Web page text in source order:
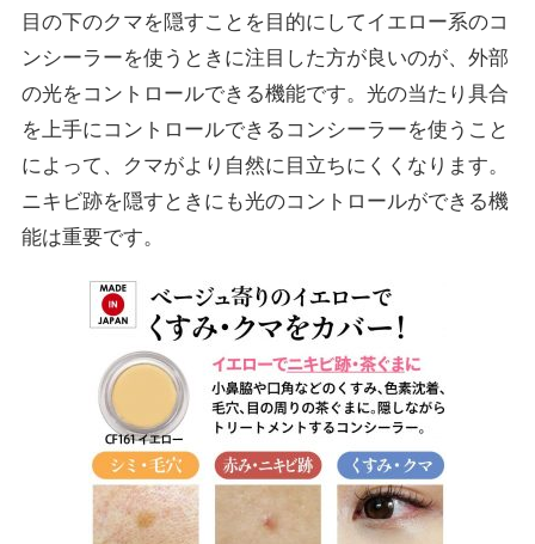
目の下のクマを隠すことを目的にしてイエロー系のコ
ンシーラーを使うときに注目した方が良いのが、外部
の光をコントロールできる機能です。光の当たり具合
を上手にコントロールできるコンシーラーを使うこと
によって、クマがより自然に目立ちにくくなります。
ニキビ跡を隠すときにも光のコントロールができる機
能は重要です。